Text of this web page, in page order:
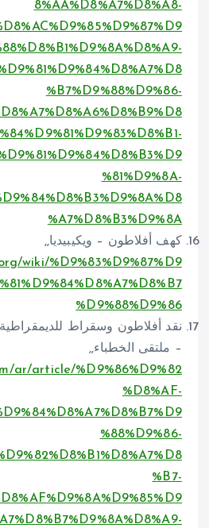
8%AA%D8%A7%D8%A8-
%B7%D9%88%D9%86-
%81%D9%8A-
%A7%D8%B3%D9%8A
كهف أفلاطون – ويكيبيديا,,
wiki/%D9%83%D9%87%D9
%D9%88%D9%86
نقد أفلاطون وسقراط
– ملتقى الخطباء,,
ar/article/%D9%86%D9%82
%D8%AF-
%88%D9%86-
%B7-